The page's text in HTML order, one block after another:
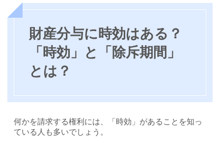
財産分与に時効はある？
「時効」と「除斥期間」
とは？
何かを請求する権利には、「時効」があることを知っ
ている人も多いでしょう。